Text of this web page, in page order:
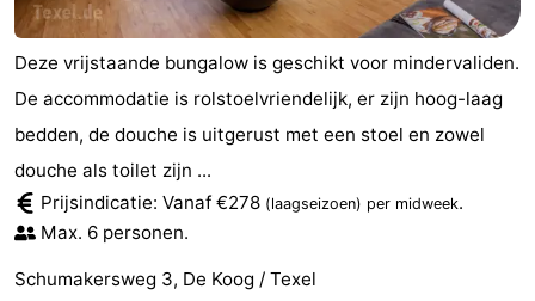
Deze vrijstaande bungalow is geschikt voor mindervaliden.
De accommodatie is rolstoelvriendelijk, er zijn hoog-laag
bedden, de douche is uitgerust met een stoel en zowel
douche als toilet zijn ...
Prijsindicatie: Vanaf €278 (laagseizoen) per midweek.
Max. 6 personen.
Schumakersweg 3, De Koog / Texel